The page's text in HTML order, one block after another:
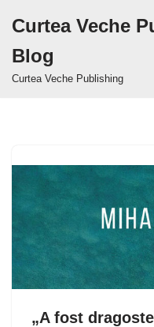
la
conținut
Curtea Veche
Blog
Curtea Veche Publishing
„A fost